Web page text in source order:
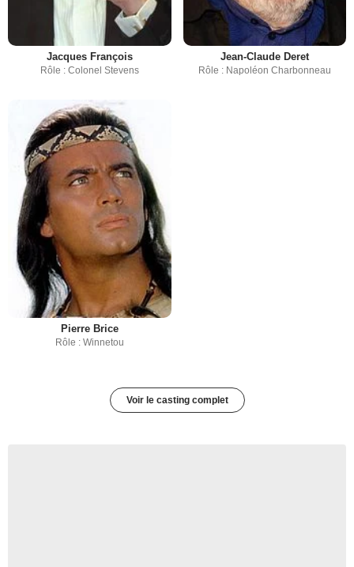
Jacques François
Rôle : Colonel Stevens
Jean-Claude Deret
Rôle : Napoléon Charbonneau
Pierre Brice
Rôle : Winnetou
Voir le casting complet